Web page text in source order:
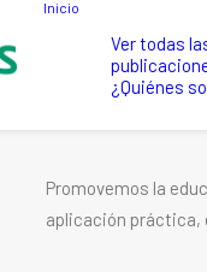
Inicio
Ver todas
¿Quiénes
Promovemos la
aplicación práctica,